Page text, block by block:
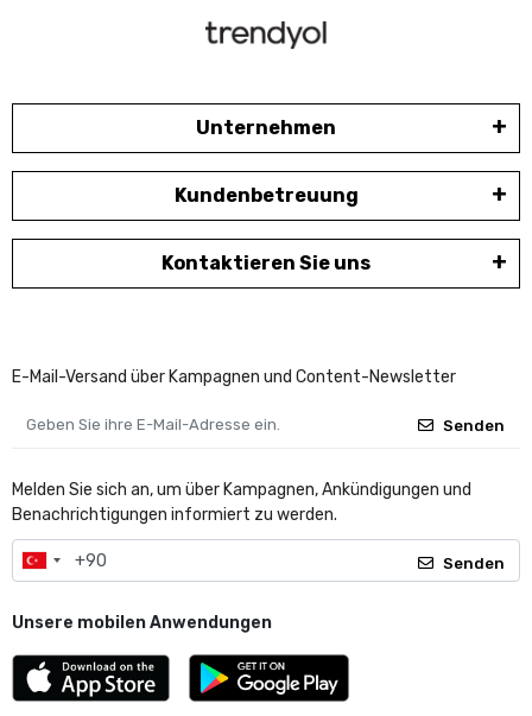
Unternehmen
Kundenbetreuung
Kontaktieren Sie uns
E-Mail-Versand über Kampagnen und Content-Newsletter
Senden
Melden Sie sich an, um über Kampagnen, Ankündigungen und
Benachrichtigungen informiert zu werden.
Senden
Unsere mobilen Anwendungen